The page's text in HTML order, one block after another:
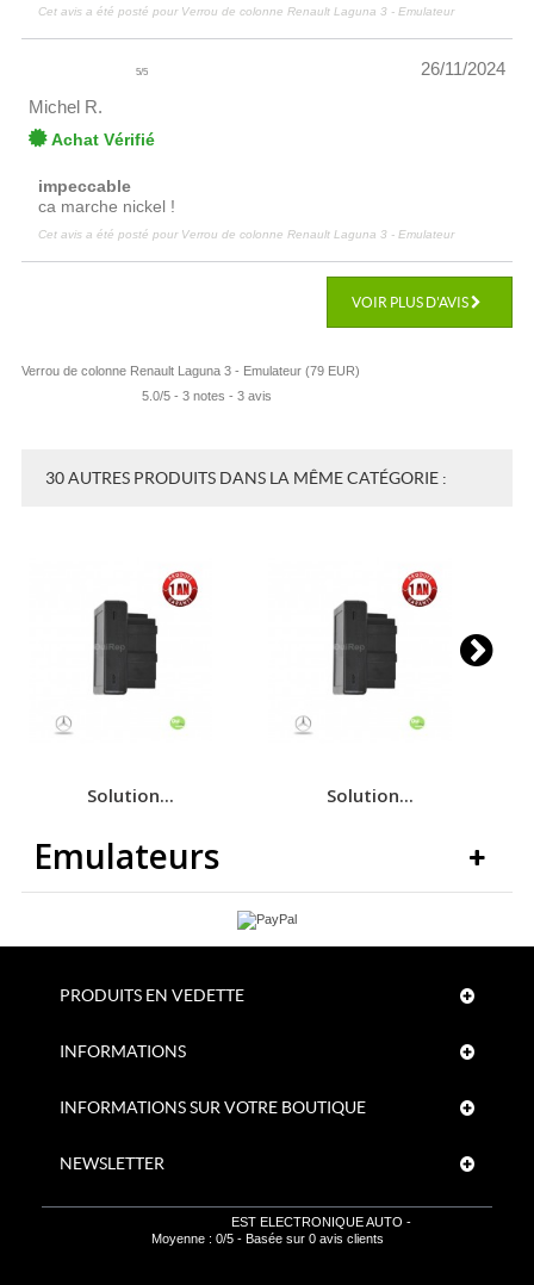
Cet avis a été posté pour Verrou de colonne Renault Laguna 3 - Emulateur
5/5
26/11/2024
Michel R.
Achat Vérifié
impeccable
ca marche nickel !
Cet avis a été posté pour Verrou de colonne Renault Laguna 3 - Emulateur
VOIR PLUS D'AVIS
Verrou de colonne Renault Laguna 3 - Emulateur (79 EUR)
5.0/5- 3notes - 3avis
30 AUTRES PRODUITS DANS LA MÊME CATÉGORIE :
Solution... Solution...
Emulateurs
PRODUITS EN VEDETTE
INFORMATIONS
INFORMATIONS SUR VOTRE BOUTIQUE
NEWSLETTER
EST ELECTRONIQUE AUTO -
Moyenne : 0/5- Basée sur 0avis clients